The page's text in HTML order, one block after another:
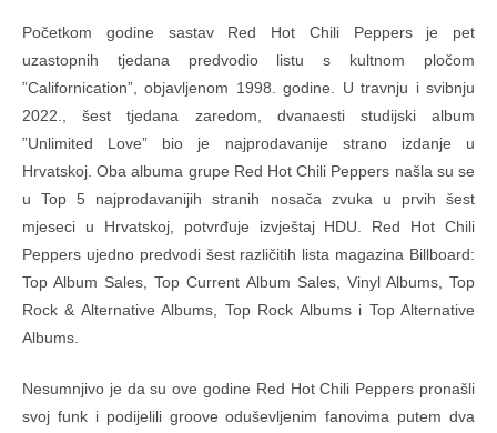
Početkom godine sastav Red Hot Chili Peppers je pet
uzastopnih tjedana predvodio listu s kultnom pločom
”Californication”, objavljenom 1998. godine. U travnju i svibnju
2022., šest tjedana zaredom, dvanaesti studijski album
”Unlimited Love” bio je najprodavanije strano izdanje u
Hrvatskoj. Oba albuma grupe Red Hot Chili Peppers našla su se
u Top 5 najprodavanijih stranih nosača zvuka u prvih šest
mjeseci u Hrvatskoj, potvrđuje izvještaj HDU. Red Hot Chili
Peppers ujedno predvodi šest različitih lista magazina Billboard:
Top Album Sales, Top Current Album Sales, Vinyl Albums, Top
Rock & Alternative Albums, Top Rock Albums i Top Alternative
Albums.
Nesumnjivo je da su ove godine Red Hot Chili Peppers pronašli
svoj funk i podijelili groove oduševljenim fanovima putem dva